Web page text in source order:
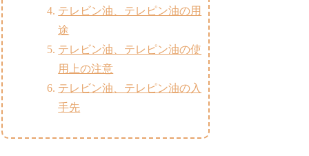
テレビン油、テレピン油の用
途
テレビン油、テレピン油の使
用上の注意
テレビン油、テレピン油の入
手先